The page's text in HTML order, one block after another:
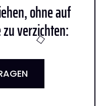
ohne auf
verzichten: